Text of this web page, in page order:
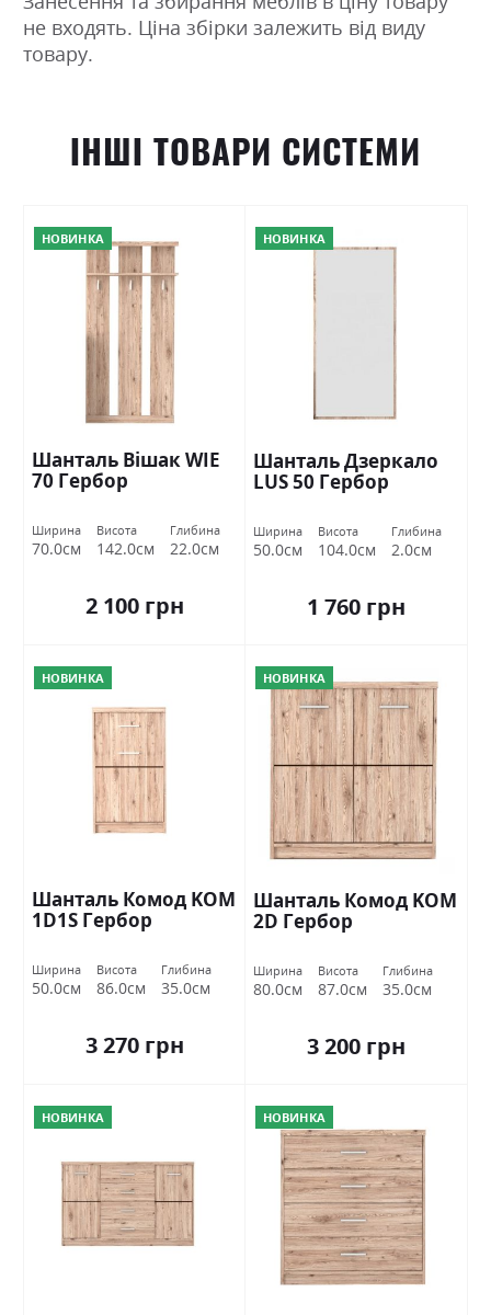
не входять. Ціна збірки залежить від виду
товару.
ІНШІ ТОВАРИ СИСТЕМИ
НОВИНКА
Шанталь Вішак WIE
70 Гербор
Ширина
70.0см
Висота
142.0см
Глибина
22.0см
2 100 грн
НОВИНКА
Шанталь Дзеркало
LUS 50 Гербор
Ширина
50.0см
Висота
104.0см
Глибина
2.0см
1 760 грн
НОВИНКА
Шанталь Комод KOM
1D1S Гербор
Ширина
50.0см
Висота
86.0см
Глибина
35.0см
3 270 грн
НОВИНКА
Шанталь Комод KOM
2D Гербор
Ширина
80.0см
Висота
87.0см
Глибина
35.0см
3 200 грн
НОВИНКА НОВИНКА